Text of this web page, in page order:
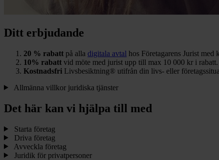
Ditt erbjudande
20 % rabatt på alla digitala avtal hos Företagarens Jurist med
10% rabatt vid möte med jurist upp till max 10 000 kr i rabatt.
Kostnadsfri Livsbesiktning® utifrån din livs- eller
Allmänna villkor juridiska tjänster
Det här kan vi hjälpa till med
Starta företag
Driva företag
Avveckla företag
Juridik för privatpersoner